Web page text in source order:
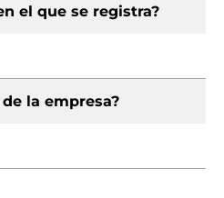
el que se registra?
la empresa?